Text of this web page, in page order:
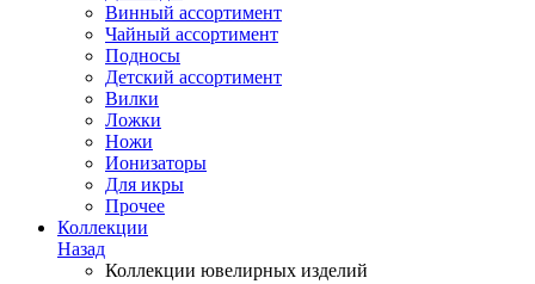
Винный ассортимент
Чайный ассортимент
Подносы
Детский ассортимент
Вилки
Ложки
Ножи
Ионизаторы
Для икры
Прочее
Коллекции
Назад
Коллекции ювелирных изделий